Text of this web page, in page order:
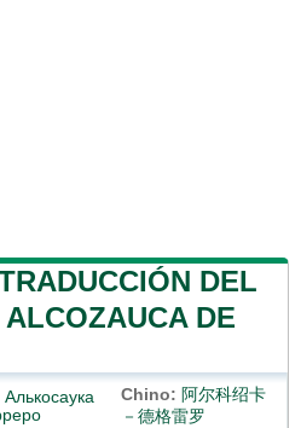
DEL
DE
Алькосаука
Chino: 阿尔科绍卡
－德格雷罗